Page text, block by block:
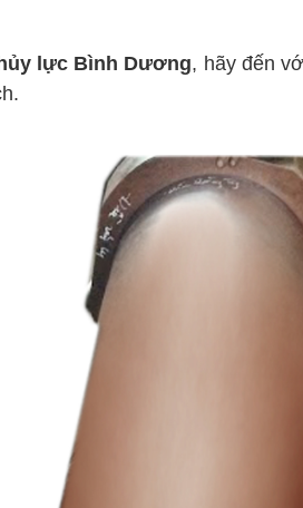
lực Bình Dương, hãy đến